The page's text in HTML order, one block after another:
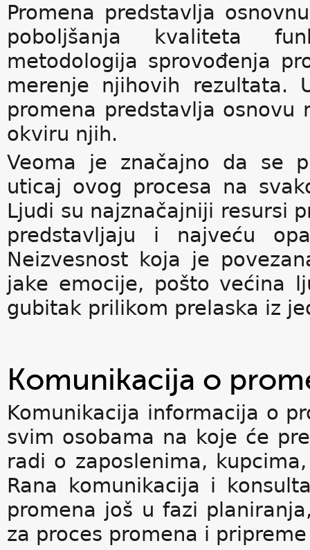
Promena predstavlja
poboljšanja kvaliteta
metodologija sprovođenja
merenje njihovih rezultata.
promena predstavlja osnovu
okviru njih.
Veoma je značajno da se
uticaj ovog procesa na
Ljudi su najznačajniji resursi
predstavljaju i najveću
Neizvesnost koja je
jake emocije, pošto većina
gubitak prilikom prelaska iz
Komunikacija o
Komunikacija informacija o
svim osobama na koje će
radi o zaposlenima,
Rana komunikacija i
promena još u fazi
za proces promena i